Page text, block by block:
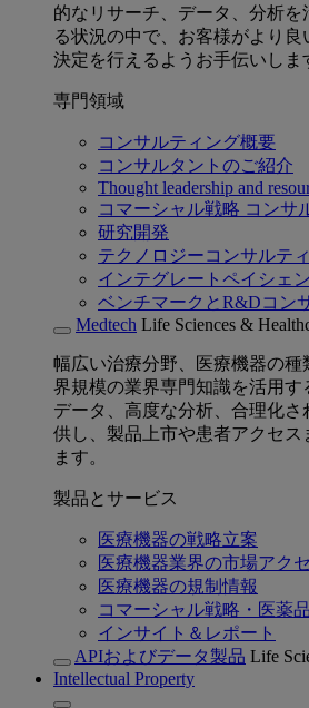
的なリサーチ、データ、分析
る状況の中で、お客様がより
決定を行えるようお手伝いしま
専門領域
コンサルティング概要
コンサルタントのご紹介
Thought leadership and
コマーシャル戦略 コンサ
研究開発
テクノロジーコンサルテ
インテグレートペイシェ
ベンチマークとR&Dコン
Medtech Life Sciences &
幅広い治療分野、医療機器の
界規模の業界専門知識を活用す
データ、高度な分析、合理化
供し、製品上市や患者アクセ
ます。
製品とサービス
医療機器の戦略立案
医療機器業界の市場アク
医療機器の規制情報
コマーシャル戦略・医薬
インサイト＆レポート
APIおよびデータ製品 Life
Intellectual Property